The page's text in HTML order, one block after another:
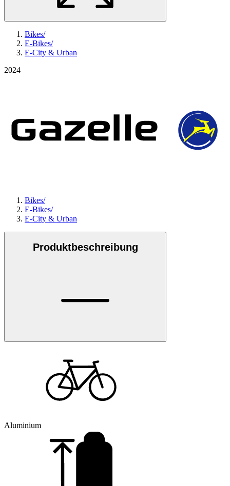
Bikes/
E-Bikes/
E-City & Urban
2024
Bikes/
E-Bikes/
E-City & Urban
Produktbeschreibung
Aluminium